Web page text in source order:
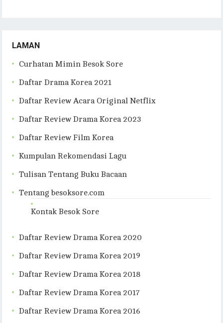
LAMAN
Curhatan Mimin Besok Sore
Daftar Drama Korea 2021
Daftar Review Acara Original Netflix
Daftar Review Drama Korea 2023
Daftar Review Film Korea
Kumpulan Rekomendasi Lagu
Tulisan Tentang Buku Bacaan
Tentang besoksore.com
Kontak Besok Sore
Daftar Review Drama Korea 2020
Daftar Review Drama Korea 2019
Daftar Review Drama Korea 2018
Daftar Review Drama Korea 2017
Daftar Review Drama Korea 2016